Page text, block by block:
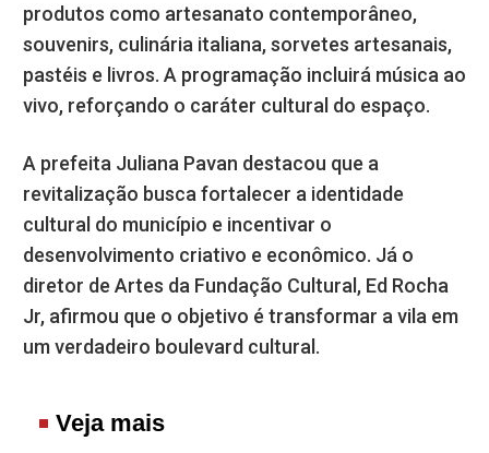
produtos como artesanato contemporâneo,
souvenirs, culinária italiana, sorvetes artesanais,
pastéis e livros. A programação incluirá música ao
vivo, reforçando o caráter cultural do espaço.
A prefeita Juliana Pavan destacou que a
revitalização busca fortalecer a identidade
cultural do município e incentivar o
desenvolvimento criativo e econômico. Já o
diretor de Artes da Fundação Cultural, Ed Rocha
Jr, afirmou que o objetivo é transformar a vila em
um verdadeiro boulevard cultural.
Veja mais